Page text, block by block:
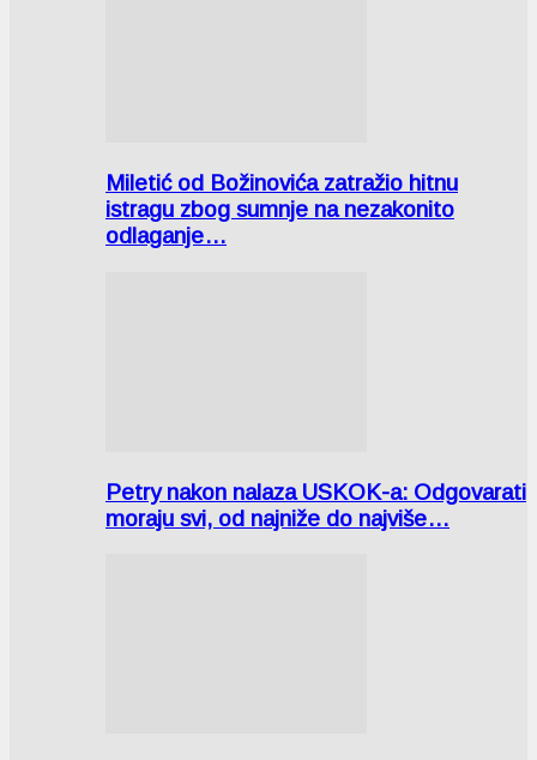
Miletić od Božinovića zatražio hitnu
istragu zbog sumnje na nezakonito
odlaganje…
Petry nakon nalaza USKOK-a: Odgovarati
moraju svi, od najniže do najviše…